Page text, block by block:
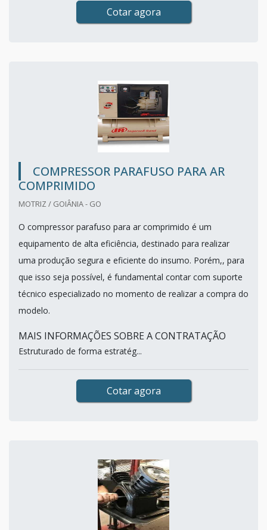
Cotar agora
COMPRESSOR PARAFUSO PARA AR
COMPRIMIDO
MOTRIZ / GOIÂNIA - GO
O compressor parafuso para ar comprimido é um
equipamento de alta eficiência, destinado para realizar
uma produção segura e eficiente do insumo. Porém,, para
que isso seja possível, é fundamental contar com suporte
técnico especializado no momento de realizar a compra do
modelo.
MAIS INFORMAÇÕES SOBRE A CONTRATAÇÃO
Estruturado de forma estratég...
Cotar agora